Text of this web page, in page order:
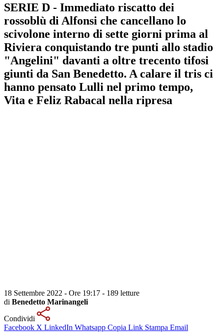
SERIE D - Immediato riscatto dei
rossoblù di Alfonsi che cancellano lo
scivolone interno di sette giorni prima al
Riviera conquistando tre punti allo stadio
"Angelini" davanti a oltre trecento tifosi
giunti da San Benedetto. A calare il tris ci
hanno pensato Lulli nel primo tempo,
Vita e Feliz Rabacal nella ripresa
18 Settembre 2022 - Ore 19:17 - 189 letture
di Benedetto Marinangeli
Condividi
Facebook X LinkedIn Whatsapp Copia Link Stampa Email